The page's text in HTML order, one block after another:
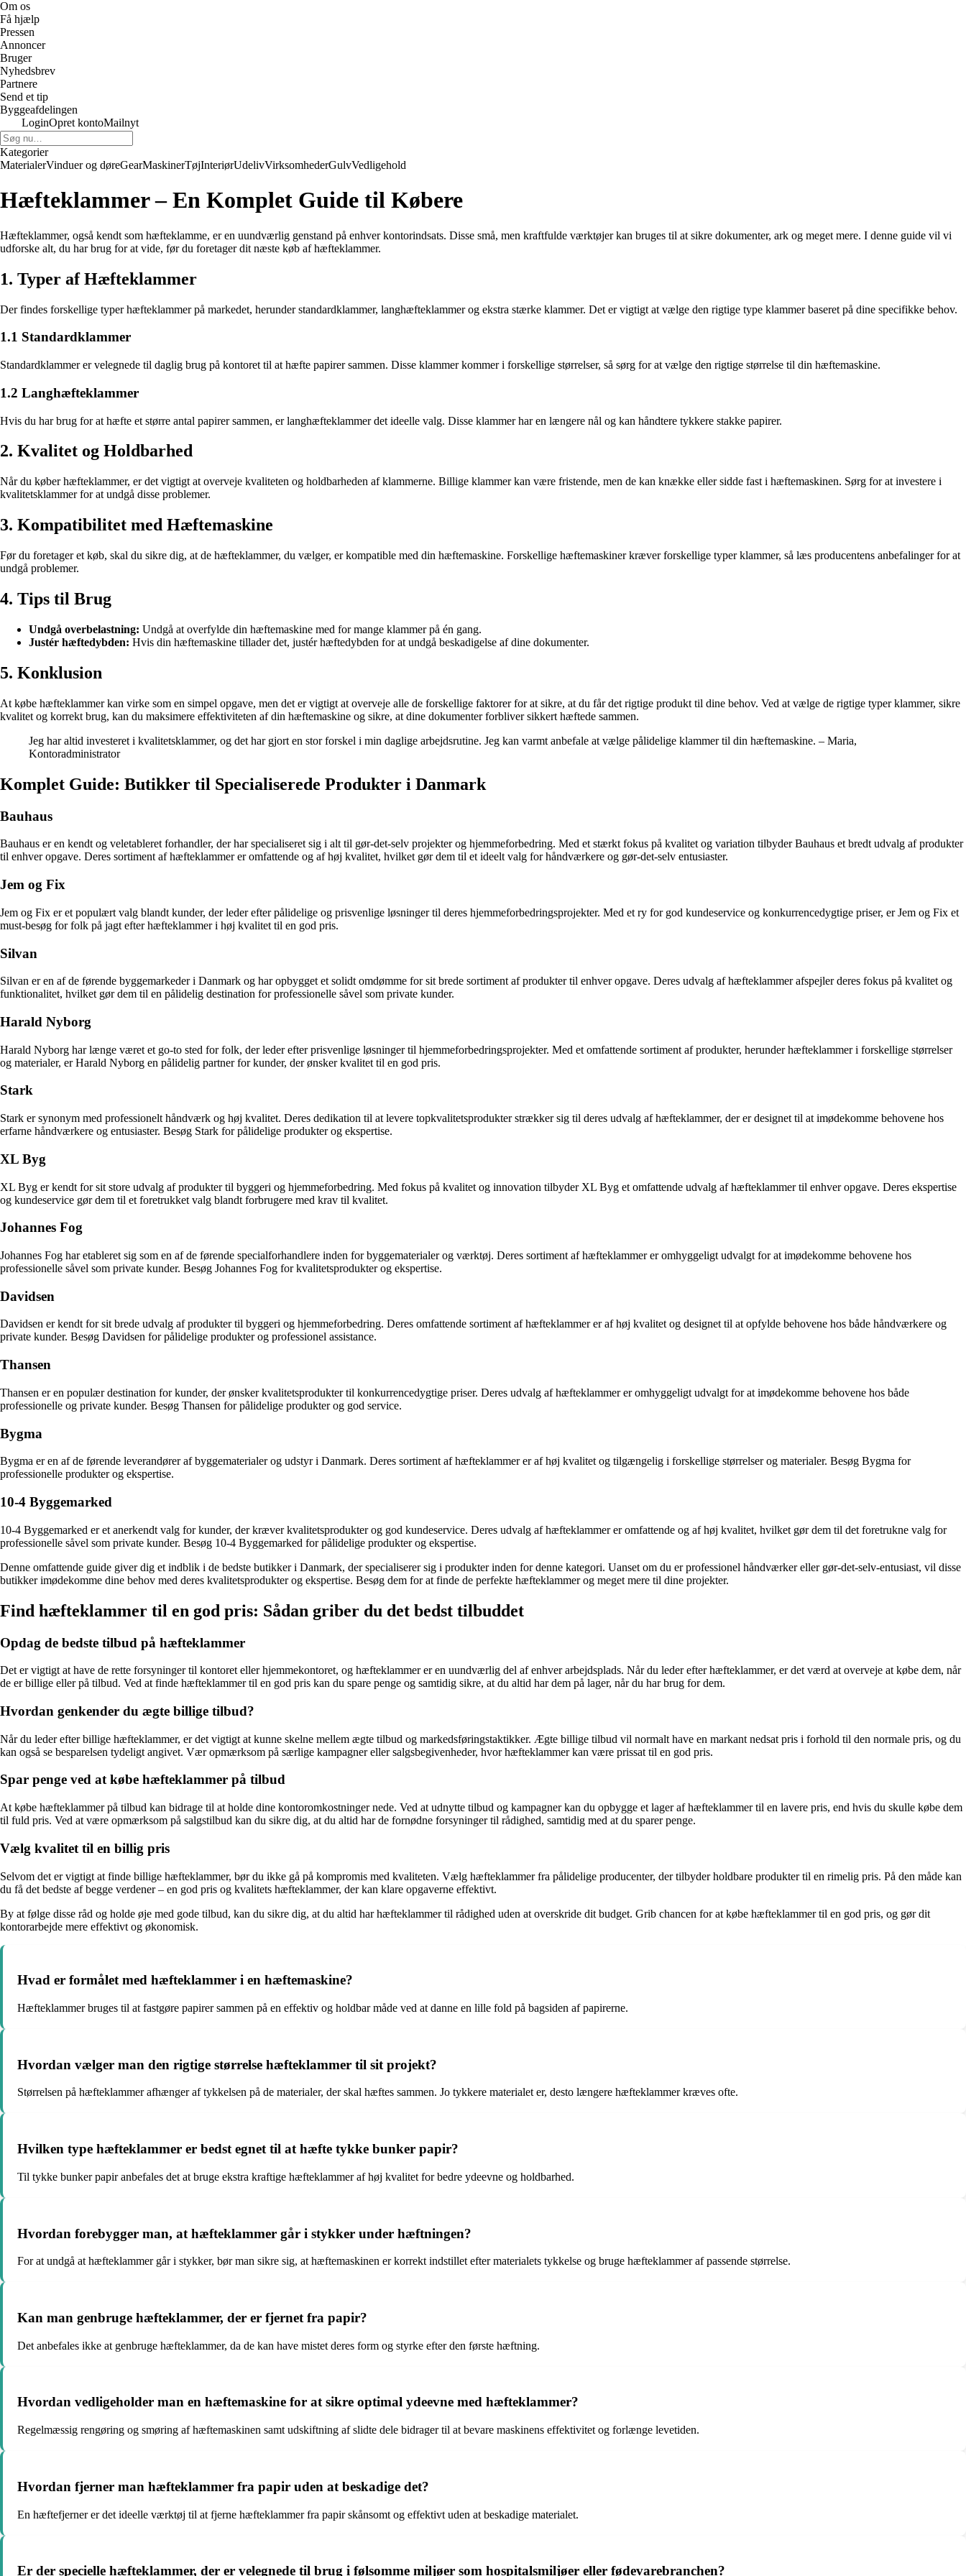
Om os
Få hjælp
Pressen
Annoncer
Bruger
Nyhedsbrev
Partnere
Send et tip
Byggeafdelingen
LoginOpret kontoMailnyt
Kategorier
MaterialerVinduer og døreGearMaskinerTøjInteriørUdelivVirksomhederGulvVedligehold
Hæfteklammer – En Komplet Guide til Købere
Hæfteklammer, også kendt som hæfteklamme, er en uundværlig genstand på enhver kontorindsats. Disse små, men kraftfulde værktøjer kan bruges til at sikre dokumenter, ark og meget mere. I denne guide vil vi
udforske alt, du har brug for at vide, før du foretager dit næste køb af hæfteklammer.
1. Typer af Hæfteklammer
Der findes forskellige typer hæfteklammer på markedet, herunder standardklammer, langhæfteklammer og ekstra stærke klammer. Det er vigtigt at vælge den rigtige type klammer baseret på dine specifikke behov.
1.1 Standardklammer
Standardklammer er velegnede til daglig brug på kontoret til at hæfte papirer sammen. Disse klammer kommer i forskellige størrelser, så sørg for at vælge den rigtige størrelse til din hæftemaskine.
1.2 Langhæfteklammer
Hvis du har brug for at hæfte et større antal papirer sammen, er langhæfteklammer det ideelle valg. Disse klammer har en længere nål og kan håndtere tykkere stakke papirer.
2. Kvalitet og Holdbarhed
Når du køber hæfteklammer, er det vigtigt at overveje kvaliteten og holdbarheden af klammerne. Billige klammer kan være fristende, men de kan knække eller sidde fast i hæftemaskinen. Sørg for at investere i
kvalitetsklammer for at undgå disse problemer.
3. Kompatibilitet med Hæftemaskine
Før du foretager et køb, skal du sikre dig, at de hæfteklammer, du vælger, er kompatible med din hæftemaskine. Forskellige hæftemaskiner kræver forskellige typer klammer, så læs producentens anbefalinger for at
undgå problemer.
4. Tips til Brug
Undgå overbelastning: Undgå at overfylde din hæftemaskine med for mange klammer på én gang.
Justér hæftedybden: Hvis din hæftemaskine tillader det, justér hæftedybden for at undgå beskadigelse af dine dokumenter.
5. Konklusion
At købe hæfteklammer kan virke som en simpel opgave, men det er vigtigt at overveje alle de forskellige faktorer for at sikre, at du får det rigtige produkt til dine behov. Ved at vælge de rigtige typer klammer, sikre
kvalitet og korrekt brug, kan du maksimere effektiviteten af din hæftemaskine og sikre, at dine dokumenter forbliver sikkert hæftede sammen.
Jeg har altid investeret i kvalitetsklammer, og det har gjort en stor forskel i min daglige arbejdsrutine. Jeg kan varmt anbefale at vælge pålidelige klammer til din hæftemaskine. – Maria,
Kontoradministrator
Komplet Guide: Butikker til Specialiserede Produkter i Danmark
Bauhaus
Bauhaus er en kendt og veletableret forhandler, der har specialiseret sig i alt til gør-det-selv projekter og hjemmeforbedring. Med et stærkt fokus på kvalitet og variation tilbyder Bauhaus et bredt udvalg af produkter
til enhver opgave. Deres sortiment af hæfteklammer er omfattende og af høj kvalitet, hvilket gør dem til et ideelt valg for håndværkere og gør-det-selv entusiaster.
Jem og Fix
Jem og Fix er et populært valg blandt kunder, der leder efter pålidelige og prisvenlige løsninger til deres hjemmeforbedringsprojekter. Med et ry for god kundeservice og konkurrencedygtige priser, er Jem og Fix et
must-besøg for folk på jagt efter hæfteklammer i høj kvalitet til en god pris.
Silvan
Silvan er en af de førende byggemarkeder i Danmark og har opbygget et solidt omdømme for sit brede sortiment af produkter til enhver opgave. Deres udvalg af hæfteklammer afspejler deres fokus på kvalitet og
funktionalitet, hvilket gør dem til en pålidelig destination for professionelle såvel som private kunder.
Harald Nyborg
Harald Nyborg har længe været et go-to sted for folk, der leder efter prisvenlige løsninger til hjemmeforbedringsprojekter. Med et omfattende sortiment af produkter, herunder hæfteklammer i forskellige størrelser
og materialer, er Harald Nyborg en pålidelig partner for kunder, der ønsker kvalitet til en god pris.
Stark
Stark er synonym med professionelt håndværk og høj kvalitet. Deres dedikation til at levere topkvalitetsprodukter strækker sig til deres udvalg af hæfteklammer, der er designet til at imødekomme behovene hos
erfarne håndværkere og entusiaster. Besøg Stark for pålidelige produkter og ekspertise.
XL Byg
XL Byg er kendt for sit store udvalg af produkter til byggeri og hjemmeforbedring. Med fokus på kvalitet og innovation tilbyder XL Byg et omfattende udvalg af hæfteklammer til enhver opgave. Deres ekspertise
og kundeservice gør dem til et foretrukket valg blandt forbrugere med krav til kvalitet.
Johannes Fog
Johannes Fog har etableret sig som en af de førende specialforhandlere inden for byggematerialer og værktøj. Deres sortiment af hæfteklammer er omhyggeligt udvalgt for at imødekomme behovene hos
professionelle såvel som private kunder. Besøg Johannes Fog for kvalitetsprodukter og ekspertise.
Davidsen
Davidsen er kendt for sit brede udvalg af produkter til byggeri og hjemmeforbedring. Deres omfattende sortiment af hæfteklammer er af høj kvalitet og designet til at opfylde behovene hos både håndværkere og
private kunder. Besøg Davidsen for pålidelige produkter og professionel assistance.
Thansen
Thansen er en populær destination for kunder, der ønsker kvalitetsprodukter til konkurrencedygtige priser. Deres udvalg af hæfteklammer er omhyggeligt udvalgt for at imødekomme behovene hos både
professionelle og private kunder. Besøg Thansen for pålidelige produkter og god service.
Bygma
Bygma er en af de førende leverandører af byggematerialer og udstyr i Danmark. Deres sortiment af hæfteklammer er af høj kvalitet og tilgængelig i forskellige størrelser og materialer. Besøg Bygma for
professionelle produkter og ekspertise.
10-4 Byggemarked
10-4 Byggemarked er et anerkendt valg for kunder, der kræver kvalitetsprodukter og god kundeservice. Deres udvalg af hæfteklammer er omfattende og af høj kvalitet, hvilket gør dem til det foretrukne valg for
professionelle såvel som private kunder. Besøg 10-4 Byggemarked for pålidelige produkter og ekspertise.
Denne omfattende guide giver dig et indblik i de bedste butikker i Danmark, der specialiserer sig i produkter inden for denne kategori. Uanset om du er professionel håndværker eller gør-det-selv-entusiast, vil disse
butikker imødekomme dine behov med deres kvalitetsprodukter og ekspertise. Besøg dem for at finde de perfekte hæfteklammer og meget mere til dine projekter.
Find hæfteklammer til en god pris: Sådan griber du det bedst tilbuddet
Opdag de bedste tilbud på hæfteklammer
Det er vigtigt at have de rette forsyninger til kontoret eller hjemmekontoret, og hæfteklammer er en uundværlig del af enhver arbejdsplads. Når du leder efter hæfteklammer, er det værd at overveje at købe dem, når
de er billige eller på tilbud. Ved at finde hæfteklammer til en god pris kan du spare penge og samtidig sikre, at du altid har dem på lager, når du har brug for dem.
Hvordan genkender du ægte billige tilbud?
Når du leder efter billige hæfteklammer, er det vigtigt at kunne skelne mellem ægte tilbud og markedsføringstaktikker. Ægte billige tilbud vil normalt have en markant nedsat pris i forhold til den normale pris, og du
kan også se besparelsen tydeligt angivet. Vær opmærksom på særlige kampagner eller salgsbegivenheder, hvor hæfteklammer kan være prissat til en god pris.
Spar penge ved at købe hæfteklammer på tilbud
At købe hæfteklammer på tilbud kan bidrage til at holde dine kontoromkostninger nede. Ved at udnytte tilbud og kampagner kan du opbygge et lager af hæfteklammer til en lavere pris, end hvis du skulle købe dem
til fuld pris. Ved at være opmærksom på salgstilbud kan du sikre dig, at du altid har de fornødne forsyninger til rådighed, samtidig med at du sparer penge.
Vælg kvalitet til en billig pris
Selvom det er vigtigt at finde billige hæfteklammer, bør du ikke gå på kompromis med kvaliteten. Vælg hæfteklammer fra pålidelige producenter, der tilbyder holdbare produkter til en rimelig pris. På den måde kan
du få det bedste af begge verdener – en god pris og kvalitets hæfteklammer, der kan klare opgaverne effektivt.
By at følge disse råd og holde øje med gode tilbud, kan du sikre dig, at du altid har hæfteklammer til rådighed uden at overskride dit budget. Grib chancen for at købe hæfteklammer til en god pris, og gør dit
kontorarbejde mere effektivt og økonomisk.
Hvad er formålet med hæfteklammer i en hæftemaskine?
Hæfteklammer bruges til at fastgøre papirer sammen på en effektiv og holdbar måde ved at danne en lille fold på bagsiden af papirerne.
Hvordan vælger man den rigtige størrelse hæfteklammer til sit projekt?
Størrelsen på hæfteklammer afhænger af tykkelsen på de materialer, der skal hæftes sammen. Jo tykkere materialet er, desto længere hæfteklammer kræves ofte.
Hvilken type hæfteklammer er bedst egnet til at hæfte tykke bunker papir?
Til tykke bunker papir anbefales det at bruge ekstra kraftige hæfteklammer af høj kvalitet for bedre ydeevne og holdbarhed.
Hvordan forebygger man, at hæfteklammer går i stykker under hæftningen?
For at undgå at hæfteklammer går i stykker, bør man sikre sig, at hæftemaskinen er korrekt indstillet efter materialets tykkelse og bruge hæfteklammer af passende størrelse.
Kan man genbruge hæfteklammer, der er fjernet fra papir?
Det anbefales ikke at genbruge hæfteklammer, da de kan have mistet deres form og styrke efter den første hæftning.
Hvordan vedligeholder man en hæftemaskine for at sikre optimal ydeevne med hæfteklammer?
Regelmæssig rengøring og smøring af hæftemaskinen samt udskiftning af slidte dele bidrager til at bevare maskinens effektivitet og forlænge levetiden.
Hvordan fjerner man hæfteklammer fra papir uden at beskadige det?
En hæftefjerner er det ideelle værktøj til at fjerne hæfteklammer fra papir skånsomt og effektivt uden at beskadige materialet.
Er der specielle hæfteklammer, der er velegnede til brug i følsomme miljøer som hospitalsmiljøer eller fødevarebranchen?